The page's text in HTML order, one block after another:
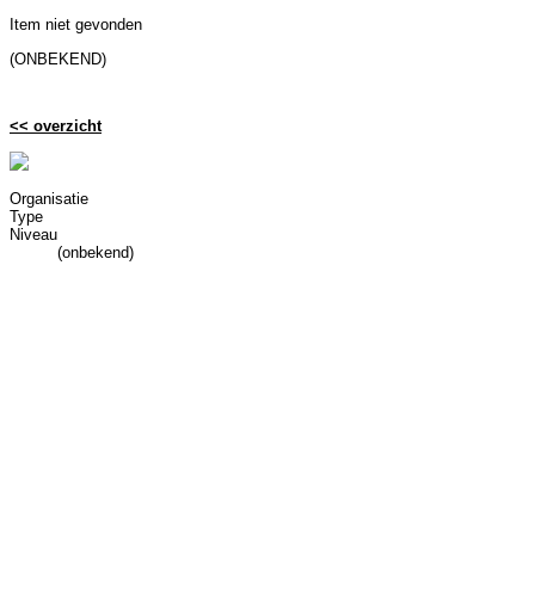
Item niet gevonden
(ONBEKEND)
<< overzicht
Organisatie
Type
Niveau
(onbekend)